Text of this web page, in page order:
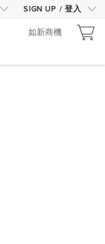
SIGN UP / 登入
如新商機